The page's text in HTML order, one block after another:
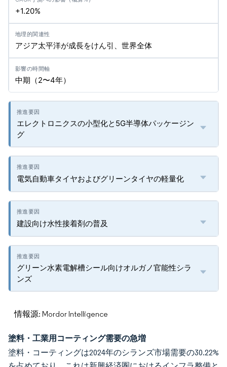
+1.20%
アジア太平洋が成長をけん引、世界全体
中期（2〜4年）
エレクトロニクスの小型化と5G半導体パッケージン
グ
電気自動車タイヤおよびグリーンタイヤの軽量化
建設向け水性接着剤の普及
グリーン水素電解槽シール向けオルガノ官能性シラ
ンズ
情報源: Mordor Intelligence
塗料・工業用コーティング需要の急増
塗料・コーティングは2024年のシランズ市場需要の30.22%